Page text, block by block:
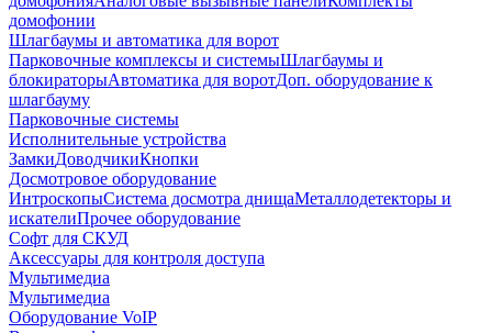
домофонии
Шлагбаумы и автоматика для ворот
Парковочные комплексы и системыШлагбаумы и
блокираторыАвтоматика для воротДоп. оборудование к
шлагбауму
Парковочные системы
Исполнительные устройства
ЗамкиДоводчикиКнопки
Досмотровое оборудование
ИнтроскопыСистема досмотра днищаМеталлодетекторы и
искателиПрочее оборудование
Софт для СКУД
Аксессуары для контроля доступа
Мультимедиа
Мультимедиа
Оборудование VoIP